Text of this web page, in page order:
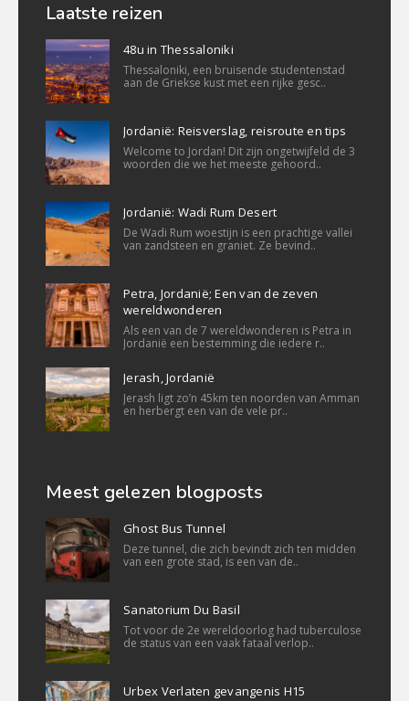
Laatste reizen
48u in Thessaloniki
Thessaloniki, een bruisende studentenstad
aan de Griekse kust met een rijke gesc..
Jordanië: Reisverslag, reisroute en tips
Welcome to Jordan! Dit zijn ongetwijfeld de 3
woorden die we het meeste gehoord..
Jordanië: Wadi Rum Desert
De Wadi Rum woestijn is een prachtige vallei
van zandsteen en graniet. Ze bevind..
Petra, Jordanië; Een van de zeven
wereldwonderen
Als een van de 7 wereldwonderen is Petra in
Jordanië een bestemming die iedere r..
Jerash, Jordanië
Jerash ligt zo’n 45km ten noorden van Amman
en herbergt een van de vele pr..
Meest gelezen blogposts
Ghost Bus Tunnel
Deze tunnel, die zich bevindt zich ten midden
van een grote stad, is een van de..
Sanatorium Du Basil
Tot voor de 2e wereldoorlog had tuberculose
de status van een vaak fataal verlop..
Urbex Verlaten gevangenis H15